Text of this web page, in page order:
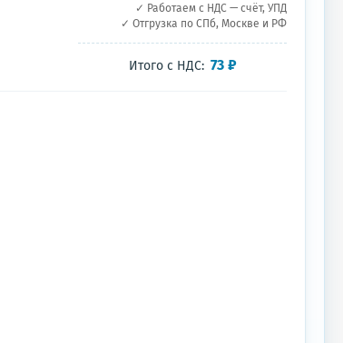
✓ Работаем с НДС — счёт, УПД
✓ Отгрузка по СПб, Москве и РФ
Итого с НДС: 73 ₽